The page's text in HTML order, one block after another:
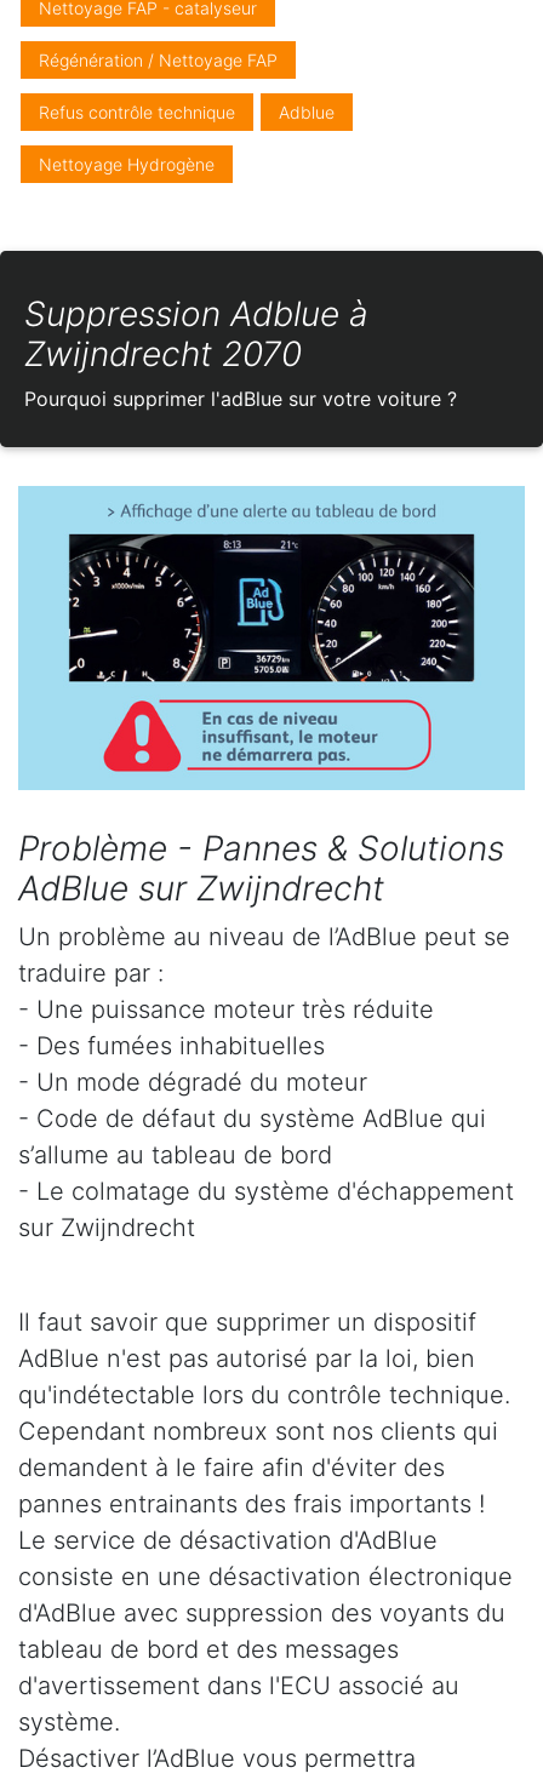
Nettoyage FAP - catalyseur
Régénération / Nettoyage FAP
Refus contrôle technique Adblue
Nettoyage Hydrogène
Suppression Adblue à
Zwijndrecht 2070
Pourquoi supprimer l'adBlue sur votre voiture ?
Problème - Pannes & Solutions
AdBlue sur Zwijndrecht
Un problème au niveau de l’AdBlue peut se
traduire par :
- Une puissance moteur très réduite
- Des fumées inhabituelles
- Un mode dégradé du moteur
- Code de défaut du système AdBlue qui
s’allume au tableau de bord
- Le colmatage du système d'échappement
sur Zwijndrecht
Il faut savoir que supprimer un dispositif
AdBlue n'est pas autorisé par la loi, bien
qu'indétectable lors du contrôle technique.
Cependant nombreux sont nos clients qui
demandent à le faire afin d'éviter des
pannes entrainants des frais importants !
Le service de désactivation d'AdBlue
consiste en une désactivation électronique
d'AdBlue avec suppression des voyants du
tableau de bord et des messages
d'avertissement dans l'ECU associé au
système.
Désactiver l’AdBlue vous permettra